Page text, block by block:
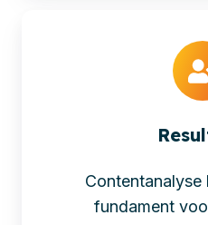
fundament